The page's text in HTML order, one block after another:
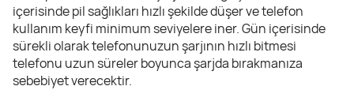
içerisinde pil sağlıkları hızlı şekilde düşer ve telefon
kullanım keyfi minimum seviyelere iner. Gün içerisinde
sürekli olarak telefonunuzun şarjının hızlı bitmesi
telefonu uzun süreler boyunca şarjda bırakmanıza
sebebiyet verecektir.